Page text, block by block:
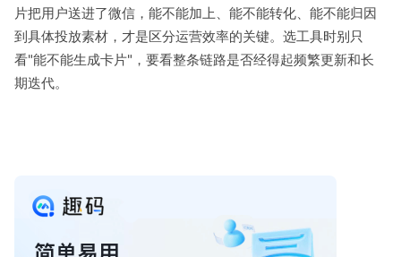
片把用户送进了微信，能不能加上、能不能转化、能不能归因
到具体投放素材，才是区分运营效率的关键。选工具时别只
看"能不能生成卡片"，要看整条链路是否经得起频繁更新和长
期迭代。